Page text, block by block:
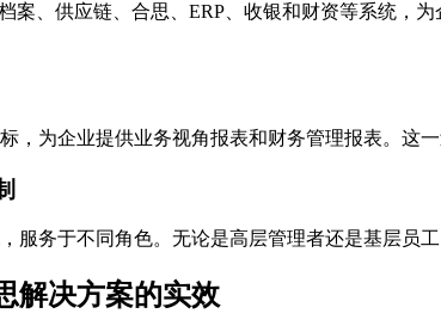
案、供应链、合思、ERP、收银和财资等系统
，为企业提供业务视角报表和财务管理报表。这
服务于不同角色。无论是高层管理者还是基层员
解决方案的实效